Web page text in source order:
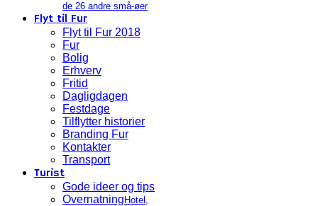
de 26 andre små-øer
Flyt til Fur
Flyt til Fur 2018
Fur
Bolig
Erhverv
Fritid
Dagligdagen
Festdage
Tilflytter historier
Branding Fur
Kontakter
Transport
Turist
Gode ideer og tips
Overnatning Hotel,